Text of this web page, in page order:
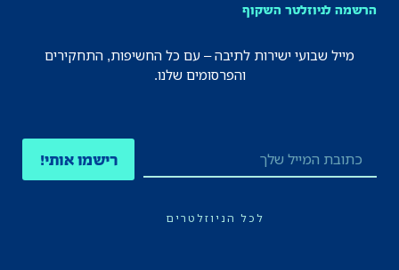
הרשמה לניוזלטר השקוף
מייל שבועי ישירות לתיבה – עם כל החשיפות, התחקירים
והפרסומים שלנו.
רישמו אותי!
לכל הניוזלטרים